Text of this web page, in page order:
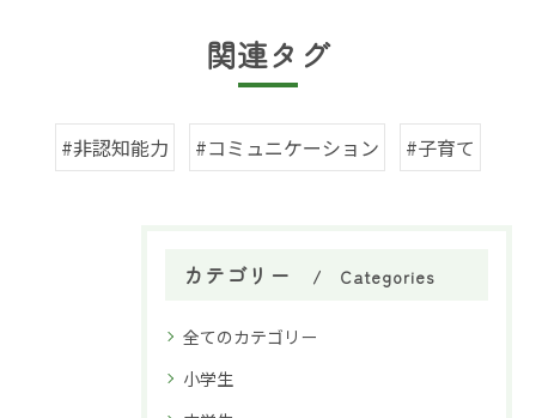
関連タグ
#非認知能力 #コミュニケーション #子育て
カテゴリー Categories
全てのカテゴリー
小学生